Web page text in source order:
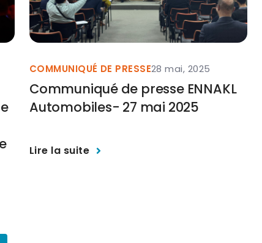
COMMUNIQUÉ DE PRESSE28 mai, 2025
Communiqué de presse ENNAKL
Automobiles- 27 mai 2025
Lire la suite